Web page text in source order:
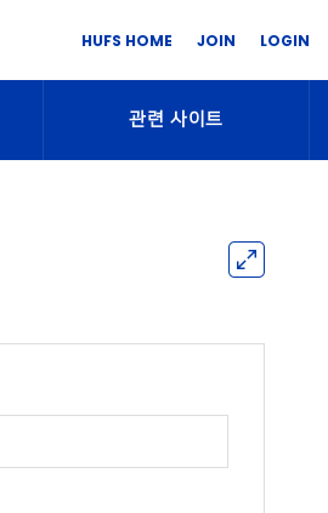
HUFS HOME JOIN LOGIN
관련 사이트